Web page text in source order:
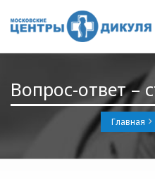
Вопрос-ответ –
Главная